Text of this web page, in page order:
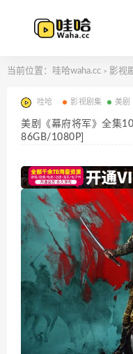
当前位置： 哇哈waha.cc > 影视
哇哈 影视剧集 美剧
美剧《幕府将军》全集
86GB/1080P]